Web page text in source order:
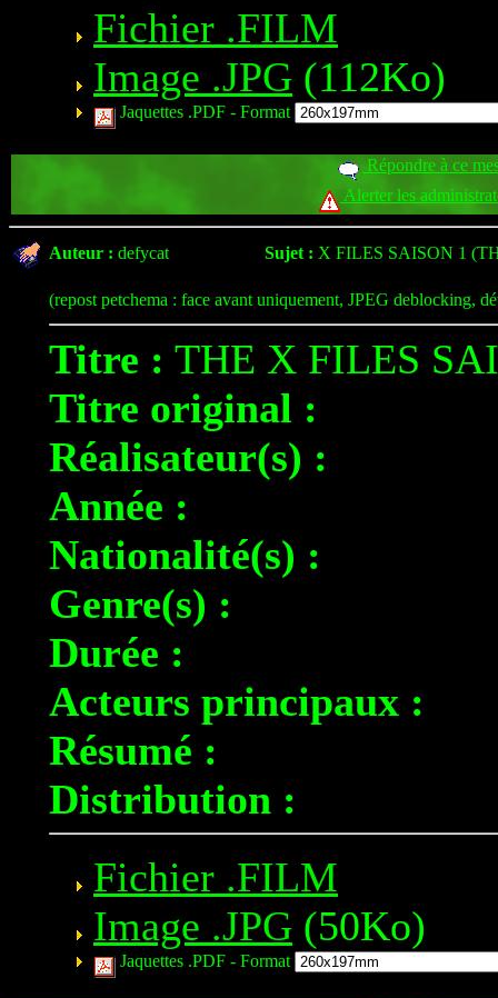
Fichier .FILM
Image .JPG (112Ko)
Jaquettes .PDF - Format
Répondre à ce
Alerter les
Auteur : defycat Sujet : X FILES SAISON 1
(repost petchema : face avant uniquement, JPEG deblocking,
Titre : THE X FILES
Titre original :
Réalisateur(s) :
Année :
Nationalité(s) :
Genre(s) :
Durée :
Acteurs principaux :
Résumé :
Distribution :
Fichier .FILM
Image .JPG (50Ko)
Jaquettes .PDF - Format